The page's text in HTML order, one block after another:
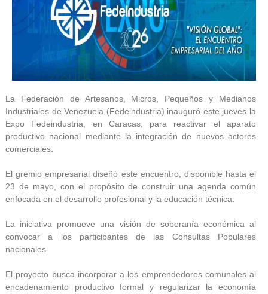
La Federación de Artesanos, Micros, Pequeños y Medianos
Industriales de Venezuela (Fedeindustria) inauguró este jueves la
Expo Fedeindustria, en Caracas, para reactivar el aparato
productivo nacional mediante la integración de nuevos actores
comerciales.
El gremio empresarial diseñó este encuentro, disponible hasta el
23 de mayo, con el propósito de construir una agenda común
enfocada en el desarrollo profesional y la educación técnica.
La iniciativa promueve una visión de soberanía económica al
convocar a los participantes de las Consultas Populares
nacionales.
El proyecto busca incorporar a los emprendedores comunales al
encadenamiento productivo formal y regularizar la economía